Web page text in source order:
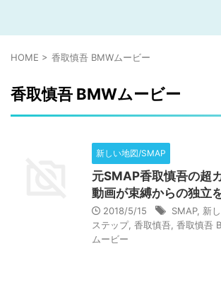
HOME > 香取慎吾 BMWムービー
香取慎吾 BMWムービー
新しい地図/SMAP
元SMAP香取慎吾の超
動画が束縛からの独立
2018/5/15 SMAP, 新
ステップ, 香取慎吾 香取慎吾
ムービー